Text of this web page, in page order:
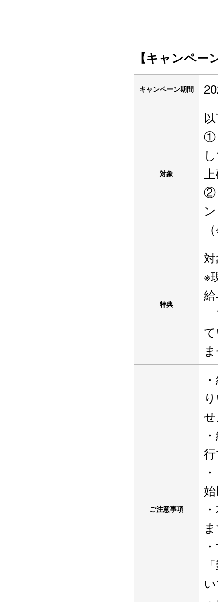
【キャンペー
キャンペーン期間
対象
①
②
特典
※
ご注意事項